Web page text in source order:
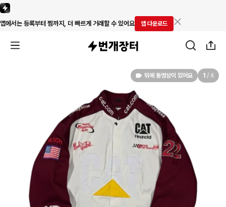
앱에서는 등록부터 찜까지, 더 빠르게 거래할 수 있어요 앱 다운로드
뒤에 동영상이 있어요 1 / 4